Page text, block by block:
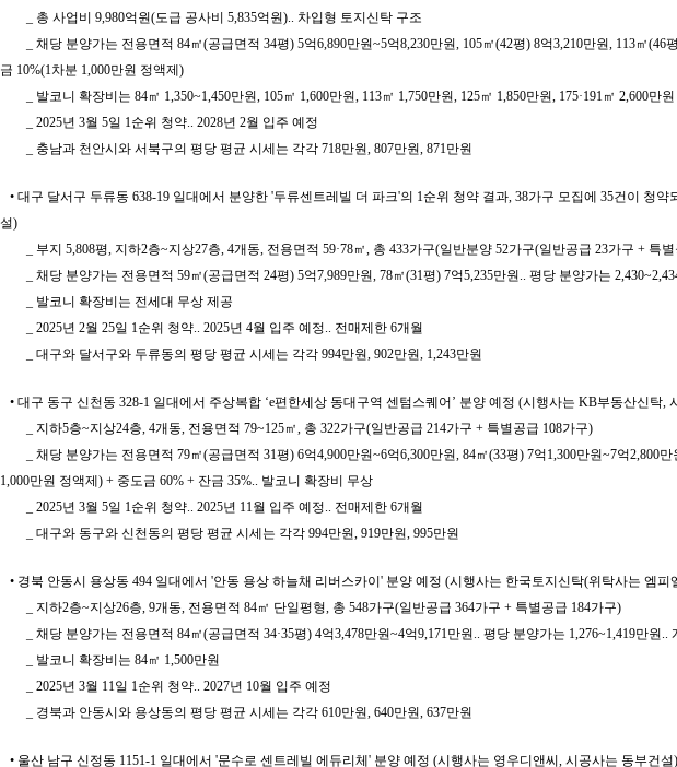
_ 총 사업비 9,980억원(도급 공사비 5,835억원).. 차입형 토지신탁 구조
_ 채당 분양가는 전용면적 84㎡(공급면적 34평) 5억6,890만원~5억8,230만원, 105㎡(42평) 8억3,210만원, 113㎡
금 10%(1차분 1,000만원 정액제)
_ 발코니 확장비는 84㎡ 1,350~1,450만원, 105㎡ 1,600만원, 113㎡ 1,750만원, 125㎡ 1,850만원, 175·191㎡ 2,600만원
_ 2025년 3월 5일 1순위 청약.. 2028년 2월 입주 예정
_ 충남과 천안시와 서북구의 평당 평균 시세는 각각 718만원, 807만원, 871만원
• 대구 달서구 두류동 638-19 일대에서 분양한 '두류센트레빌 더 파크'의 1순위 청약 결과, 38가구 모집에 35건이 청
설)
_ 부지 5,808평, 지하2층~지상27층, 4개동, 전용면적 59·78㎡, 총 433가구(일반분양 52가구(일반공급 23가구 + 특
_ 채당 분양가는 전용면적 59㎡(공급면적 24평) 5억7,989만원, 78㎡(31평) 7억5,235만원.. 평당 분양가는
_ 발코니 확장비는 전세대 무상 제공
_ 2025년 2월 25일 1순위 청약.. 2025년 4월 입주 예정.. 전매제한 6개월
_ 대구와 달서구와 두류동의 평당 평균 시세는 각각 994만원, 902만원, 1,243만원
• 대구 동구 신천동 328-1 일대에서 주상복합 ‘e편한세상 동대구역 센텀스퀘어’ 분양 예정 (시행사는 KB부동산신탁
_ 지하5층~지상24층, 4개동, 전용면적 79~125㎡, 총 322가구(일반공급 214가구 + 특별공급 108가구)
_ 채당 분양가는 전용면적 79㎡(공급면적 31평) 6억4,900만원~6억6,300만원, 84㎡(33평) 7억1,300만원~7억
1,000만원 정액제) + 중도금 60% + 잔금 35%.. 발코니 확장비 무상
_ 2025년 3월 5일 1순위 청약.. 2025년 11월 입주 예정.. 전매제한 6개월
_ 대구와 동구와 신천동의 평당 평균 시세는 각각 994만원, 919만원, 995만원
• 경북 안동시 용상동 494 일대에서 '안동 용상 하늘채 리버스카이' 분양 예정 (시행사는 한국토지신탁(위탁사는 엠
_ 지하2층~지상26층, 9개동, 전용면적 84㎡ 단일평형, 총 548가구(일반공급 364가구 + 특별공급 184가구)
_ 채당 분양가는 전용면적 84㎡(공급면적 34·35평) 4억3,478만원~4억9,171만원.. 평당 분양가는 1,276~1,419만원
_ 발코니 확장비는 84㎡ 1,500만원
_ 2025년 3월 11일 1순위 청약.. 2027년 10월 입주 예정
_ 경북과 안동시와 용상동의 평당 평균 시세는 각각 610만원, 640만원, 637만원
• 울산 남구 신정동 1151-1 일대에서 '문수로 센트레빌 에듀리체' 분양 예정 (시행사는 영우디앤씨, 시공사는 동부건설)